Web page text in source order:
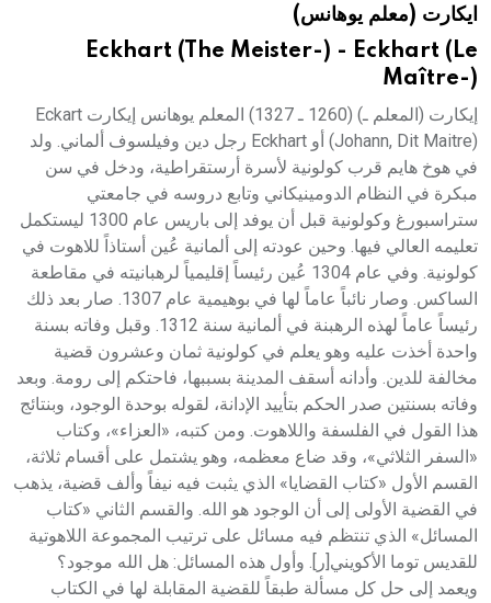
هيئة الموسوعة العربية تطلق موسوعات جديدة في عام 2026
ايكارت (معلم يوهانس)
Eckhart (The Meister-) - Eckhart (Le
Maître-)
إيكارت (المعلم ـ) (1260 ـ 1327) المعلم يوهانس إيكارت Eckart
(Johann, Dit Maitre) أو Eckhart رجل دين وفيلسوف ألماني. ولد
في هوخ هايم قرب كولونية لأسرة أرستقراطية، ودخل في سن
مبكرة في النظام الدومينيكاني وتابع دروسه في جامعتي
ستراسبورغ وكولونية قبل أن يوفد إلى باريس عام 1300 ليستكمل
تعليمه العالي فيها. وحين عودته إلى ألمانية عُين أستاذاً للاهوت في
كولونية. وفي عام 1304 عُين رئيساً إقليمياً لرهبانيته في مقاطعة
الساكس. وصار نائباً عاماً لها في بوهيمية عام 1307. صار بعد ذلك
رئيساً عاماً لهذه الرهبنة في ألمانية سنة 1312. وقبل وفاته بسنة
واحدة أخذت عليه وهو يعلم في كولونية ثمان وعشرون قضية
مخالفة للدين. وأدانه أسقف المدينة بسببها، فاحتكم إلى رومة. وبعد
وفاته بسنتين صدر الحكم بتأييد الإدانة، لقوله بوحدة الوجود، وبنتائج
هذا القول في الفلسفة واللاهوت. ومن كتبه، «العزاء»، وكتاب
«السفر الثلاثي»، وقد ضاع معظمه، وهو يشتمل على أقسام ثلاثة،
القسم الأول «كتاب القضايا» الذي يثبت فيه نيفاً وألف قضية، يذهب
في القضية الأولى إلى أن الوجود هو الله. والقسم الثاني «كتاب
المسائل» الذي تنتظم فيه مسائل على ترتيب المجموعة اللاهوتية
للقديس توما الأكويني[ر]. وأول هذه المسائل: هل الله موجود؟
ويعمد إلى حل كل مسألة طبقاً للقضية المقابلة لها في الكتاب